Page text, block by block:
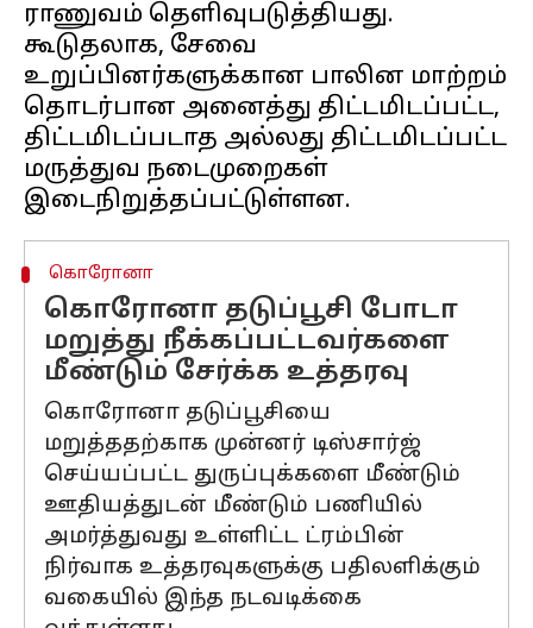
ராணுவம் தெளிவுபடுத்தியது.
கூடுதலாக, சேவை
உறுப்பினர்களுக்கான பாலின மாற்றம்
தொடர்பான அனைத்து திட்டமிடப்பட்ட,
திட்டமிடப்படாத அல்லது திட்டமிடப்பட்ட
மருத்துவ நடைமுறைகள்
கொரோனா
கொரோனா தடுப்பூசி போடா
மறுத்து நீக்கப்பட்டவர்களை
மீண்டும் சேர்க்க உத்தரவு
கொரோனா தடுப்பூசியை
மறுத்ததற்காக முன்னர் டிஸ்சார்ஜ்
செய்யப்பட்ட துருப்புக்களை மீண்டும்
ஊதியத்துடன் மீண்டும் பணியில்
அமர்த்துவது உள்ளிட்ட ட்ரம்பின்
நிர்வாக உத்தரவுகளுக்கு பதிலளிக்கும்
வகையில் இந்த நடவடிக்கை